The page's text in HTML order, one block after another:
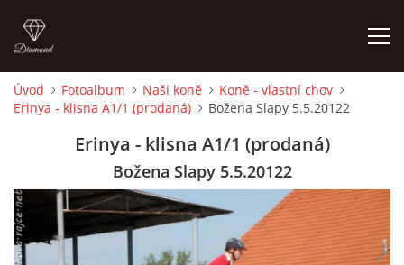
ÚVOD
VÝCVIK KONÍ
Úvod Fotoalbum Naši koně
Koně - vlastní chov
Erinya - klisna A1/1 (prodaná)
Božena Slapy 5.5.20122
Erinya - klisna A1/1 (prodaná)
Božena Slapy 5.5.20122